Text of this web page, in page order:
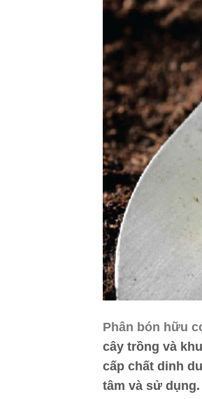
Phân bón hữu
cây trồng và
cấp chất dinh
tâm và sử dụng.